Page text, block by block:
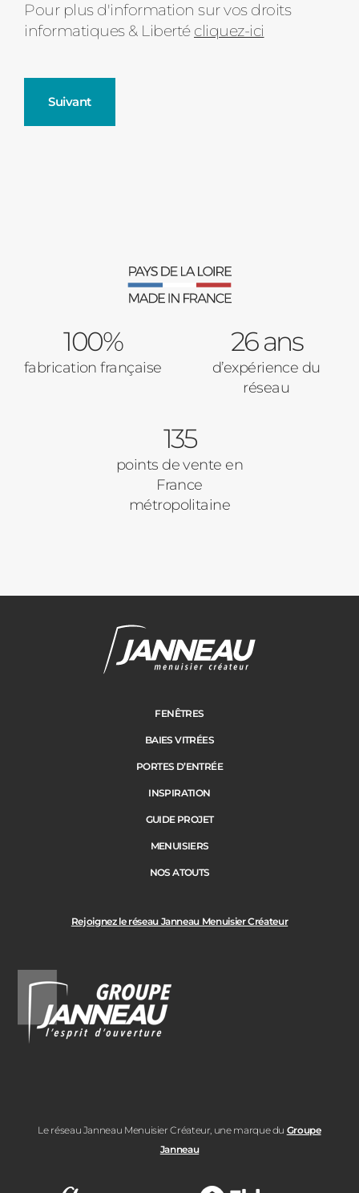
Pour plus d'information sur vos droits
informatiques & Liberté cliquez-ici
Suivant
Verrière intérieures
Baies Vitrées
Volets Roulants
Pergolas
Cloture
Suivant
Pavillon
Adresse des travaux
Code Postal des travaux
100%
fabrication française
26 ans
d’expérience du
réseau
135
points de vente en
France
métropolitaine
Rejoignez le réseau Janneau Menuisier Créateur
Le réseau Janneau Menuisier Créateur, une marque du Groupe
Janneau
FENÊTRES
BAIES VITRÉES
PORTES D’ENTRÉE
INSPIRATION
GUIDE PROJET
MENUISIERS
NOS ATOUTS